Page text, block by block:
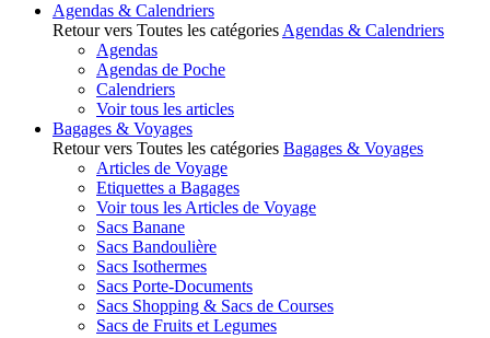
Agendas & Calendriers
Retour vers Toutes les catégories Agendas & Calendriers
Agendas
Agendas de Poche
Calendriers
Voir tous les articles
Bagages & Voyages
Retour vers Toutes les catégories Bagages & Voyages
Articles de Voyage
Etiquettes a Bagages
Voir tous les Articles de Voyage
Sacs Banane
Sacs Bandoulière
Sacs Isothermes
Sacs Porte-Documents
Sacs Shopping & Sacs de Courses
Sacs de Fruits et Legumes